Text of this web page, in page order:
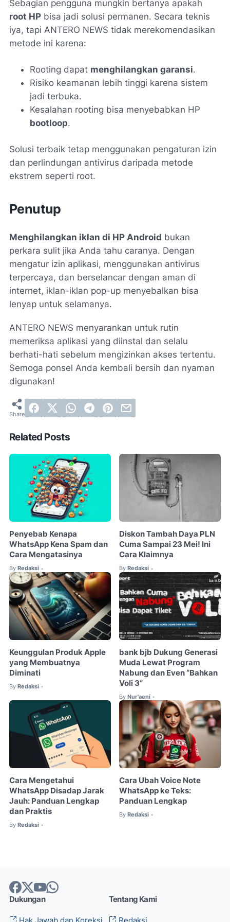
Sebagian pengguna mungkin bertanya apakah
root HP bisa jadi solusi permanen. Secara teknis
iya, tapi ANTERO NEWS tidak merekomendasikan
metode ini karena:
Rooting dapat menghilangkan garansi.
Risiko keamanan lebih tinggi karena sistem
jadi terbuka.
Kesalahan rooting bisa menyebabkan HP
bootloop.
Solusi terbaik tetap menggunakan pengaturan izin
dan perlindungan antivirus daripada metode
ekstrem seperti root.
Penutup
Menghilangkan iklan di HP Android bukan
perkara sulit jika Anda tahu caranya. Dengan
mengatur izin aplikasi, menggunakan antivirus
terpercaya, dan berselancar dengan aman di
internet, iklan-iklan pop-up menyebalkan bisa
lenyap untuk selamanya.
ANTERO NEWS menyarankan untuk rutin
memeriksa aplikasi yang diinstal dan selalu
berhati-hati sebelum mengizinkan akses tertentu.
Semoga ponsel Anda kembali bersih dan nyaman
digunakan!
Related Posts
Penyebab Kenapa
WhatsApp Kena Spam dan
Cara Mengatasinya
By Redaksi •
Diskon Tambah Daya PLN
Cuma Sampai 23 Mei! Ini
Cara Klaimnya
By Redaksi •
Keunggulan Produk Apple
yang Membuatnya
Diminati
By Redaksi •
bank bjb Dukung Generasi
Muda Lewat Program
Nabung dan Even “Bahkan
Voli 3”
By Nur'aeni •
Cara Mengetahui
WhatsApp Disadap Jarak
Jauh: Panduan Lengkap
dan Praktis
By Redaksi •
Cara Ubah Voice Note
WhatsApp ke Teks:
Panduan Lengkap
By Redaksi •
Dukungan Tentang Kami